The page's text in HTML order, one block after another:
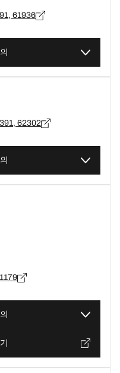
61936
62302